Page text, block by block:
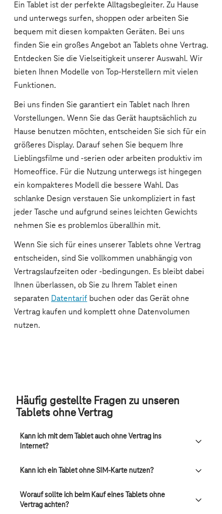
Häufig gestellte Fragen zu unseren
Tablets ohne Vertrag
Kann ich mit dem Tablet auch ohne Vertrag ins
Internet?
Kann ich ein Tablet ohne SIM-Karte nutzen?
Worauf sollte ich beim Kauf eines Tablets ohne
Vertrag achten?